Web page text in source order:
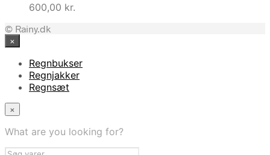
600,00 kr.
© Rainy.dk
×
Regnbukser
Regnjakker
Regnsæt
×
What are you looking for?